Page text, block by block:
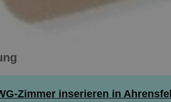
Zimmer inserieren in